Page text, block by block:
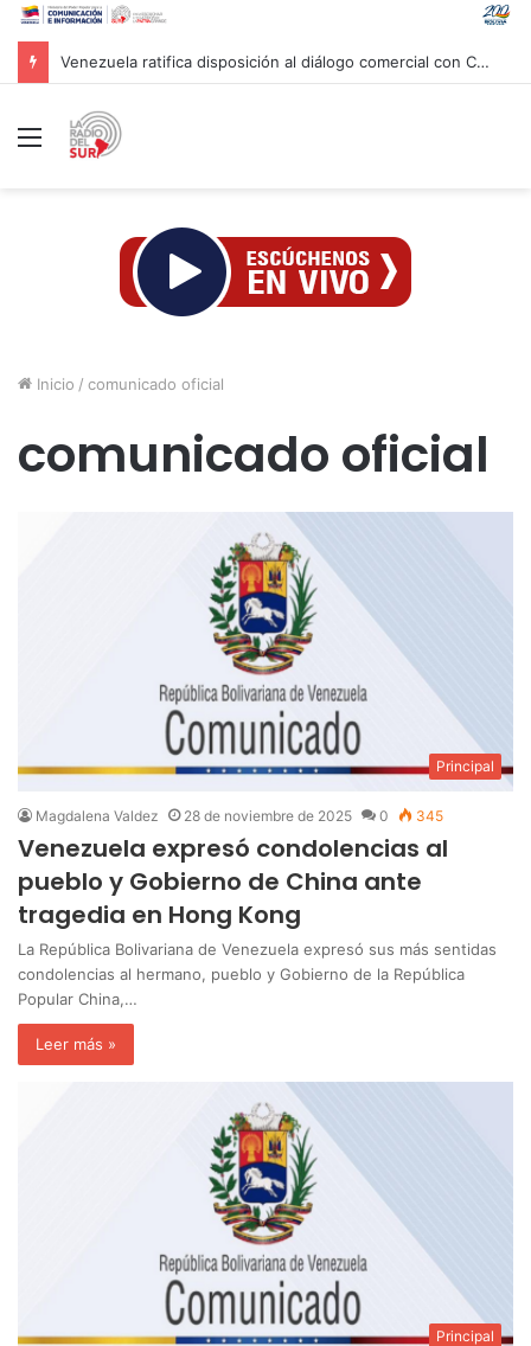
Venezuela ratifica disposición al diálogo comercial con Colombia bajo el principio de soberanía
Menú
Inicio / comunicado oficial
comunicado oficial
Principal
Magdalena Valdez 28 de noviembre de 2025 0 345
Venezuela expresó condolencias al
pueblo y Gobierno de China ante
tragedia en Hong Kong
La República Bolivariana de Venezuela expresó sus más sentidas
condolencias al hermano, pueblo y Gobierno de la República
Popular China,…
Leer más »
Principal